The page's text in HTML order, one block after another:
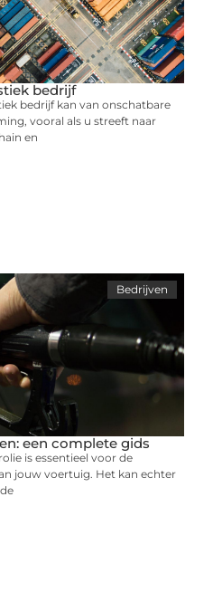
bedrijf
bedrijf kan van onschatbare
vooral als u streeft naar
en
Bedrijven
een complete gids
is essentieel voor de
jouw voertuig. Het kan echter